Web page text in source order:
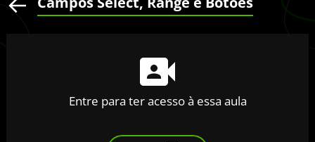
Entre para ter acesso à essa aula